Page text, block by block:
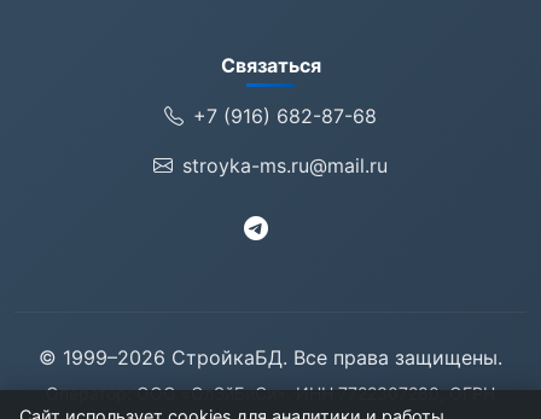
Связаться
+7 (916) 682-87-68
stroyka-ms.ru@mail.ru
© 1999–2026 СтройкаБД. Все права защищены.
Оператор: ООО «ОлЭйБиСи», ИНН 7722307280, ОГРН